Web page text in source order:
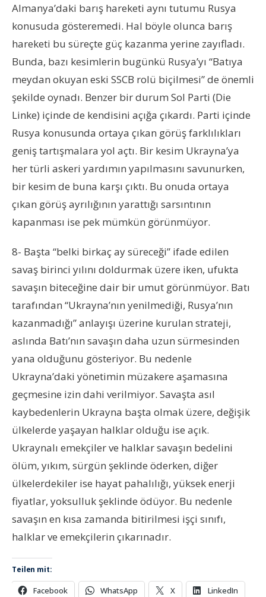
Almanya’daki barış hareketi aynı tutumu Rusya
konusuda gösteremedi. Hal böyle olunca barış
hareketi bu süreçte güç kazanma yerine zayıfladı.
Bunda, bazı kesimlerin bugünkü Rusya’yı “Batıya
meydan okuyan eski SSCB rolü biçilmesi” de önemli
şekilde oynadı. Benzer bir durum Sol Parti (Die
Linke) içinde de kendisini açığa çıkardı. Parti içinde
Rusya konusunda ortaya çıkan görüş farklılıkları
geniş tartışmalara yol açtı. Bir kesim Ukrayna’ya
her türli askeri yardımın yapılmasını savunurken,
bir kesim de buna karşı çıktı. Bu onuda ortaya
çıkan görüş ayrılığının yarattığı sarsıntının
kapanması ise pek mümkün görünmüyor.
8- Başta “belki birkaç ay süreceği” ifade edilen
savaş birinci yılını doldurmak üzere iken, ufukta
savaşın biteceğine dair bir umut görünmüyor. Batı
tarafından “Ukrayna’nın yenilmediği, Rusya’nın
kazanmadığı” anlayışı üzerine kurulan strateji,
aslında Batı’nın savaşın daha uzun sürmesinden
yana olduğunu gösteriyor. Bu nedenle
Ukrayna’daki yönetimin müzakere aşamasına
geçmesine izin dahi verilmiyor. Savaşta asıl
kaybedenlerin Ukrayna başta olmak üzere, değişik
ülkelerde yaşayan halklar olduğu ise açık.
Ukraynalı emekçiler ve halklar savaşın bedelini
ölüm, yıkım, sürgün şeklinde öderken, diğer
ülkelerdekiler ise hayat pahalılığı, yüksek enerji
fiyatlar, yoksulluk şeklinde ödüyor. Bu nedenle
savaşın en kısa zamanda bitirilmesi işçi sınıfı,
halklar ve emekçilerin çıkarınadır.
Teilen mit:
Facebook WhatsApp X LinkedIn